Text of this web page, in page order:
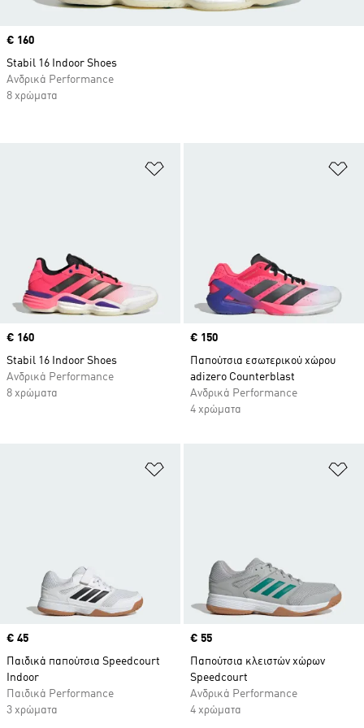
Προσθήκη στη Λίστα Επιθυμιών
Price
€ 160
Stabil 16 Indoor Shoes
Ανδρικά Performance
8 χρώματα
Price
€ 150
Παπούτσια εσωτερικού χώρου
adizero Counterblast
Ανδρικά Performance
4 χρώματα
Προσθήκη στη Λίστα Επιθυμιών
Price
€ 45
Παιδικά παπούτσια Speedcourt
Indoor
Παιδικά Performance
3 χρώματα
Price
€ 55
Παπούτσια κλειστών χώρων
Speedcourt
Ανδρικά Performance
4 χρώματα
Price
€ 160
Stabil 16 Indoor Shoes
Ανδρικά Performance
8 χρώματα